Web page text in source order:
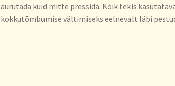
aurutada kuid mitte pressida. Kõik tekis
kokkutõmbumise vältimiseks eelnevalt läbi